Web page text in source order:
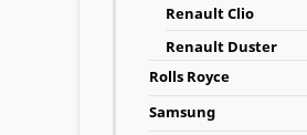
Renault Clio
Renault Duster
Rolls Royce
Samsung